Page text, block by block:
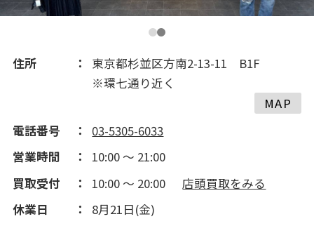
住所
東京都杉並区方南2-13-11 B1F
※環七通り近く
MAP
電話番号
03-5305-6033
営業時間
10:00 ～ 21:00
買取受付
10:00 ～ 20:00
店頭買取をみる
休業日
8月21日(金)